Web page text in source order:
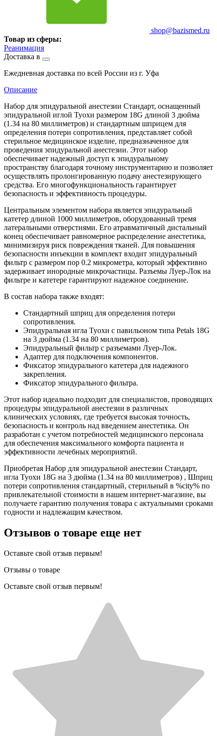
shop@bazismed.ru
Товар из сферы:
Реанимация
Доставка в
Ежедневная доставка по всей России из г. Уфа
Описание
Набор для эпидуральной анестезии Стандарт, оснащенный
эпидуральной иглой Туохи размером 18G длиной 3 дюйма
(1.34 на 80 миллиметров) и стандартным шприцем для
определения потери сопротивления, представляет собой
стерильное медицинское изделие, предназначенное для
проведения эпидуральной анестезии. Этот набор
обеспечивает надежный доступ к эпидуральному
пространству благодаря точному инструментарию и позволяет
осуществлять пролонгированную подачу анестезирующего
средства. Его многофункциональность гарантирует
безопасность и эффективность процедуры.
Центральным элементом набора является эпидуральный
катетер длиной 1000 миллиметров, оборудованный тремя
латеральными отверстиями. Его атравматичный дистальный
конец обеспечивает равномерное распределение анестетика,
минимизируя риск повреждения тканей. Для повышения
безопасности инъекции в комплект входит эпидуральный
фильтр с размером пор 0.2 микрометра, который эффективно
задерживает инородные микрочастицы. Разъемы Луер-Лок на
фильтре и катетере гарантируют надежное соединение.
В состав набора также входят:
Стандартный шприц для определения потери
сопротивления.
Эпидуральная игла Туохи с павильоном типа Petals 18G
на 3 дюйма (1.34 на 80 миллиметров).
Эпидуральный фильтр с разъемами Луер-Лок.
Адаптер для подключения компонентов.
Фиксатор эпидурального катетера для надежного
закрепления.
Фиксатор эпидурального фильтра.
Этот набор идеально подходит для специалистов, проводящих
процедуры эпидуральной анестезии в различных
клинических условиях, где требуется высокая точность,
безопасность и контроль над введением анестетика. Он
разработан с учетом потребностей медицинского персонала
для обеспечения максимального комфорта пациента и
эффективности лечебных мероприятий.
Приобретая Набор для эпидуральной анестезии Стандарт,
игла Туохи 18G на 3 дюйма (1.34 на 80 миллиметров) , Шприц
потери сопротивления стандартный, стерильный в %city% по
привлекательной стоимости в нашем интернет-магазине, вы
получаете гарантию получения товара с актуальными сроками
годности и надлежащим качеством.
Отзывов о товаре еще нет
Оставьте свой отзыв первым!
Отзывы о товаре
Оставьте свой отзыв первым!